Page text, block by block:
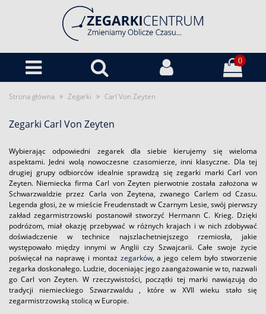
0
Strona główna » Zegarki » Carl Von Zeyten
Zegarki Carl Von Zeyten
Wybierając odpowiedni zegarek dla siebie kierujemy się wieloma
aspektami. Jedni wolą nowoczesne czasomierze, inni klasyczne. Dla tej
drugiej grupy odbiorców idealnie sprawdzą się zegarki marki Carl von
Zeyten. Niemiecka firma Carl von Zeyten pierwotnie została założona w
Schwarzwaldzie przez Carla von Zeytena, zwanego Carlem od Czasu.
Legenda głosi, że w mieście Freudenstadt w Czarnym Lesie, swój pierwszy
zakład zegarmistrzowski postanowił stworzyć Hermann C. Krieg. Dzięki
podróżom, miał okazję przebywać w różnych krajach i w nich zdobywać
doświadczenie w technice najszlachetniejszego rzemiosła, jakie
występowało między innymi w Anglii czy Szwajcarii. Całe swoje życie
poświęcał na naprawę i montaż zegarków, a jego celem było stworzenie
zegarka doskonałego. Ludzie, doceniając jego zaangażowanie w to, nazwali
go Carl von Zeyten. W rzeczywistości, początki tej marki nawiązują do
tradycji niemieckiego Szwarzwaldu , które w XVII wieku stało się
zegarmistrzowską stolicą w Europie.